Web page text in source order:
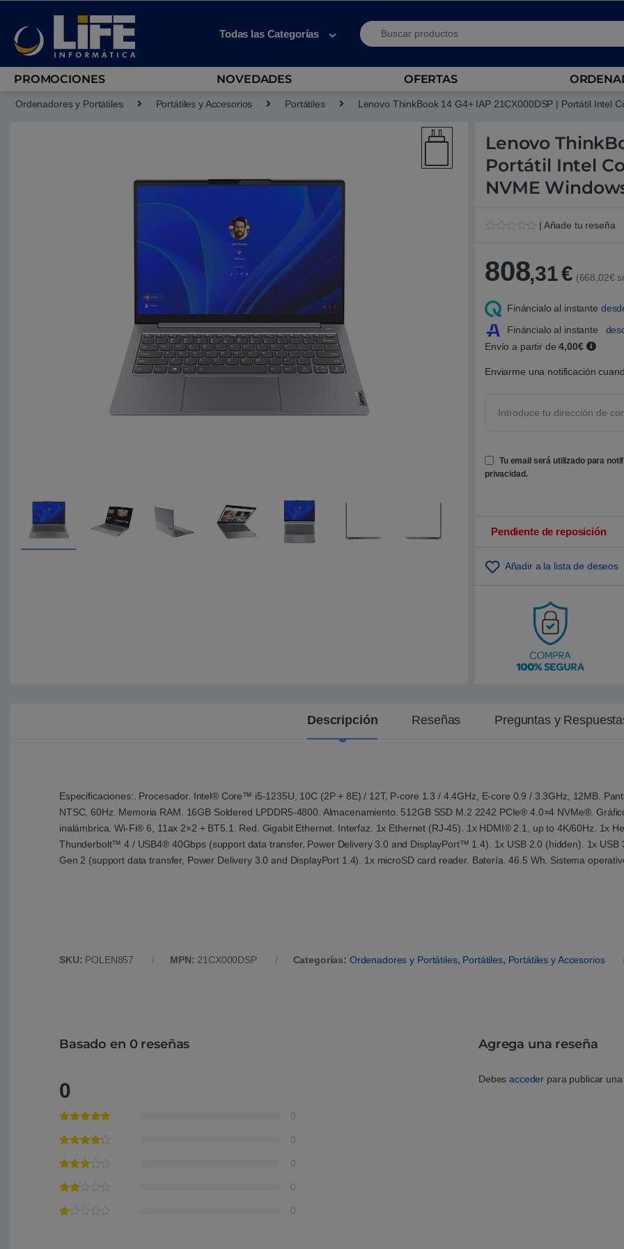
Todas las Categorías
Search for:
PROMOCIONES NOVEDADES OFERTAS
Ordenadores y Portátiles Portátiles y Accesorios Portátiles Lenovo ThinkBook 14 G4+ IAP 21CX000DSP | Portátil Intel
Lenovo
Portátil Intel
NVME
o
r
o
5
0
0
o
b
d
o
e
i
ó
| Añade tu reseña
808,31€ (668,02€
Fináncialo al instante
Fináncialo al instante
Envío a partir de4,00€
Enviarme una notificación
Tu email será utilizado para
privacidad.
Pendiente de reposición
Añadir a la lista de deseos
Descripción Reseñas Preguntas y
Especificaciones:. Procesador. Intel® Core™ i5-1235U, 10C (2P + 8E) / 12T, P-core 1.3 / 4.4GHz, E-core 0.9 / 3.3GHz, 12MB.
NTSC, 60Hz. Memoria RAM. 16GB Soldered LPDDR5-4800. Almacenamiento. 512GB SSD M.2 2242 PCIe® 4.0×4 NVMe®.
inalámbrica. Wi-Fi® 6, 11ax 2×2 + BT5.1. Red. Gigabit Ethernet. Interfaz. 1x Ethernet (RJ-45). 1x HDMI® 2.1, up to 4K/60Hz. 1x
Thunderbolt™ 4 / USB4® 40Gbps (support data transfer, Power Delivery 3.0 and DisplayPort™ 1.4). 1x USB 2.0 (hidden). 1x USB
Gen 2 (support data transfer, Power Delivery 3.0 and DisplayPort 1.4). 1x microSD card reader. Batería. 46.5 Wh. Sistema
SKU: POLEN857 MPN: 21CX000DSP Categorías: Ordenadores y Portátiles, Portátiles, Portátiles y Accesorios
Basado en 0 reseñas
0
0
0
0
0
0
Agrega una reseña
Debesacceder para publicar